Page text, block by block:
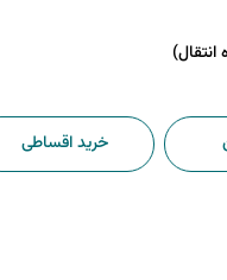
خرید اقساطی